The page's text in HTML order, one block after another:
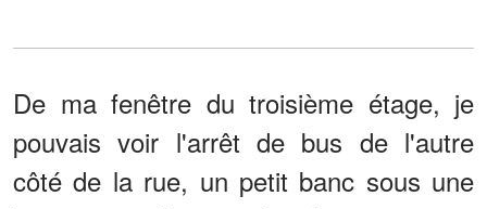
De ma fenêtre du troisième étage, je
pouvais voir l'arrêt de bus de l'autre
côté de la rue, un petit banc sous une